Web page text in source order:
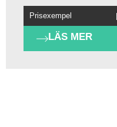
Prisexempel
LÄS MER